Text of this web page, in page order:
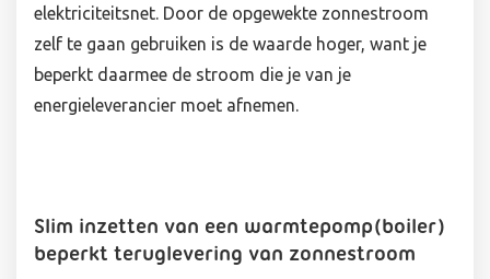
elektriciteitsnet. Door de opgewekte zonnestroom
zelf te gaan gebruiken is de waarde hoger, want je
beperkt daarmee de stroom die je van je
energieleverancier moet afnemen.
Slim inzetten van een warmtepomp(boiler)
beperkt teruglevering van zonnestroom